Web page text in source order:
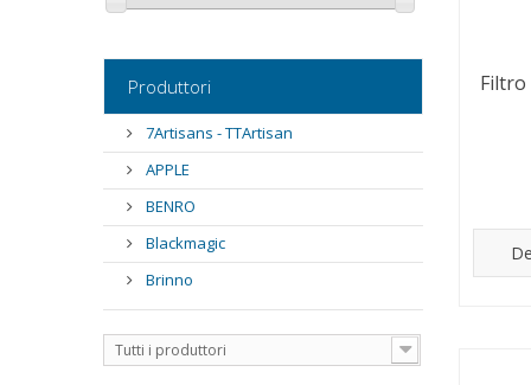
Produttori
7Artisans - TTArtisan
APPLE
BENRO
Blackmagic
Brinno
Tutti i produttori
Filtro